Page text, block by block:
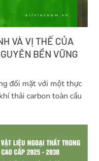
VÀ VỊ THẾ CỦA
BỀN VỮNG
đối mặt với một thực
thải carbon toàn cầu